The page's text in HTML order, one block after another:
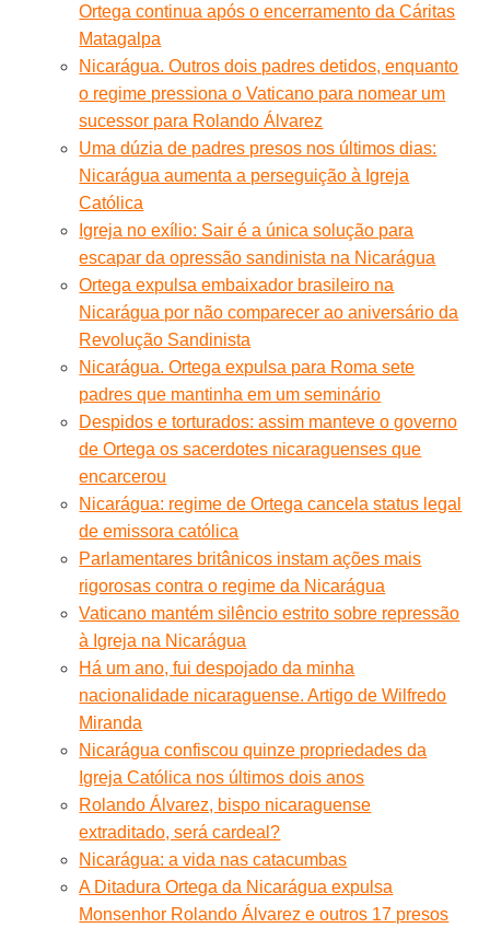
Ortega continua após o encerramento da Cáritas
Matagalpa
Nicarágua. Outros dois padres detidos, enquanto
o regime pressiona o Vaticano para nomear um
sucessor para Rolando Álvarez
Uma dúzia de padres presos nos últimos dias:
Nicarágua aumenta a perseguição à Igreja
Católica
Igreja no exílio: Sair é a única solução para
escapar da opressão sandinista na Nicarágua
Ortega expulsa embaixador brasileiro na
Nicarágua por não comparecer ao aniversário da
Revolução Sandinista
Nicarágua. Ortega expulsa para Roma sete
padres que mantinha em um seminário
Despidos e torturados: assim manteve o governo
de Ortega os sacerdotes nicaraguenses que
encarcerou
Nicarágua: regime de Ortega cancela status legal
de emissora católica
Parlamentares britânicos instam ações mais
rigorosas contra o regime da Nicarágua
Vaticano mantém silêncio estrito sobre repressão
à Igreja na Nicarágua
Há um ano, fui despojado da minha
nacionalidade nicaraguense. Artigo de Wilfredo
Miranda
Nicarágua confiscou quinze propriedades da
Igreja Católica nos últimos dois anos
Rolando Álvarez, bispo nicaraguense
extraditado, será cardeal?
Nicarágua: a vida nas catacumbas
A Ditadura Ortega da Nicarágua expulsa
Monsenhor Rolando Álvarez e outros 17 presos